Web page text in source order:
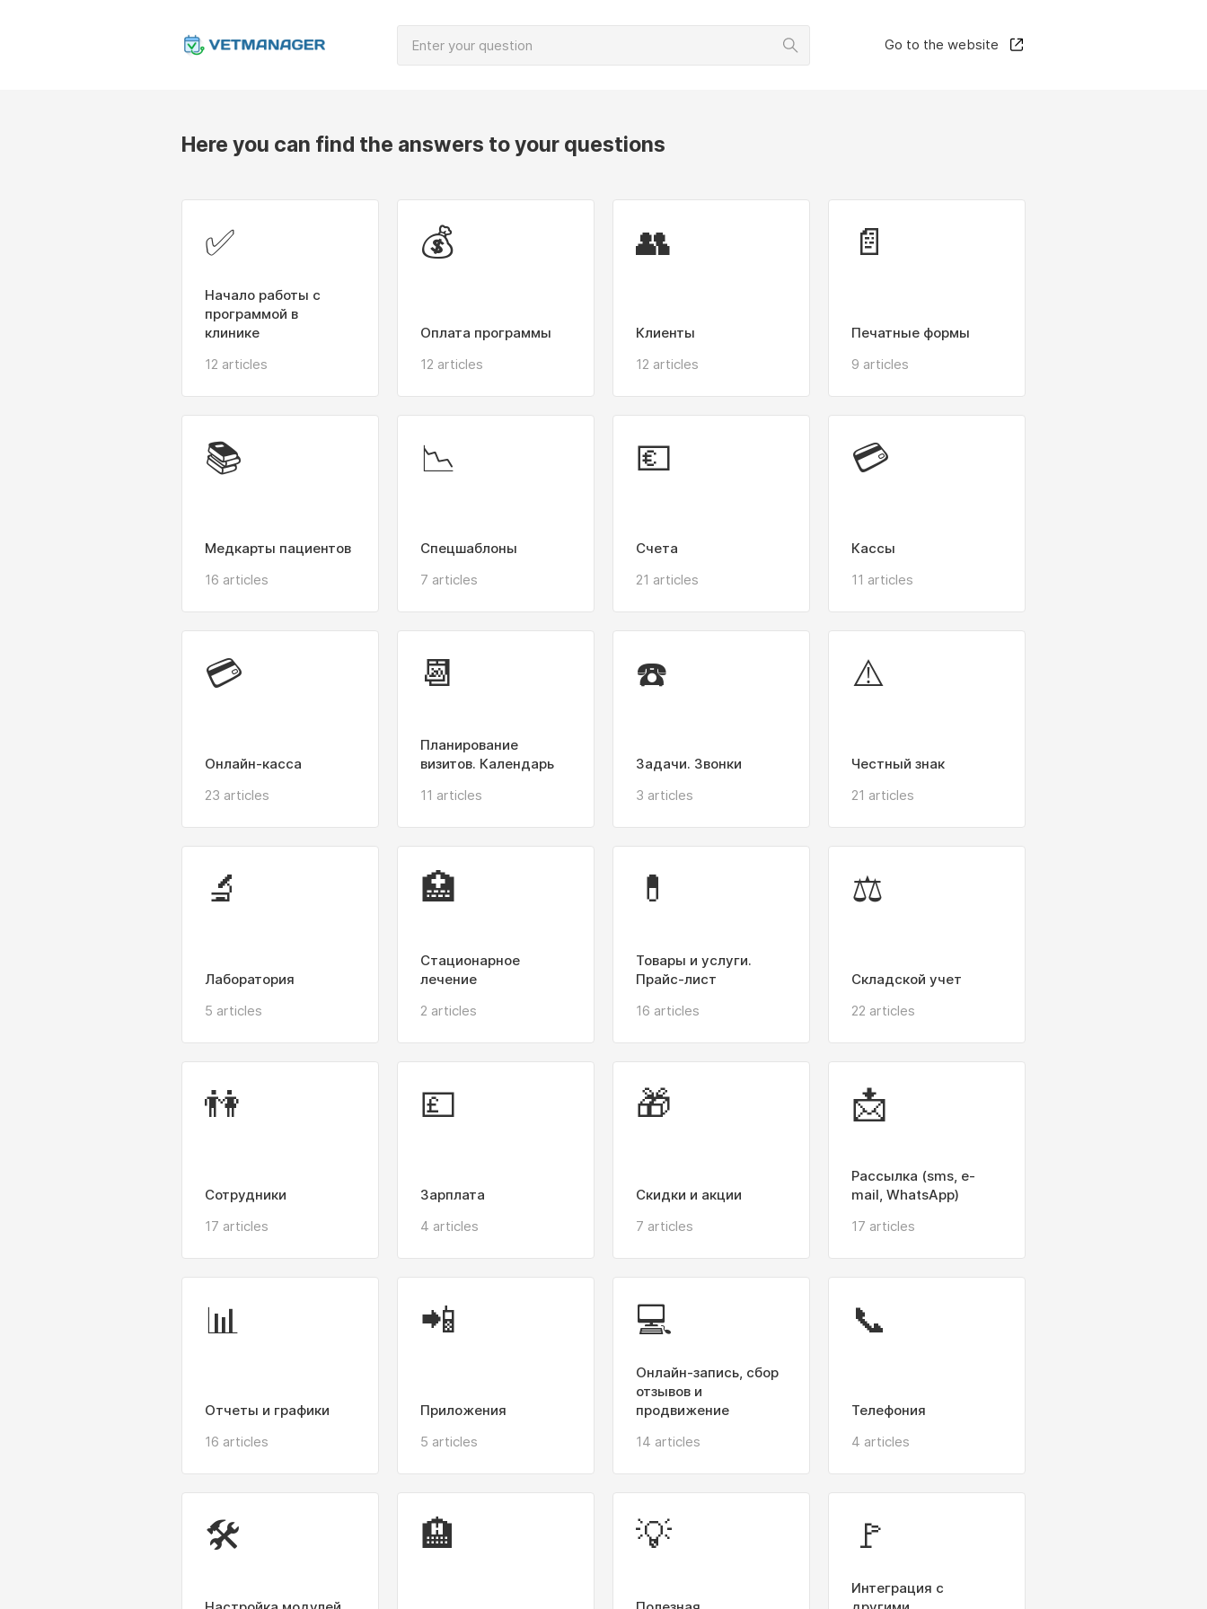
Go to the website
Here you can find the answers to your questions
✅
Начало работы с
программой в
клинике
12 articles
💰
Оплата программы
12 articles
👥
Клиенты
12 articles
📄
Печатные формы
9 articles
📚
Медкарты пациентов
16 articles
📉
Спецшаблоны
7 articles
💶
Счета
21 articles
💳
Кассы
11 articles
💳
Онлайн-касса
23 articles
📆
Планирование
визитов. Календарь
11 articles
☎️
Задачи. Звонки
3 articles
⚠️
Честный знак
21 articles
🔬
Лаборатория
5 articles
🏥
Стационарное
лечение
2 articles
💊
Товары и услуги.
Прайс-лист
16 articles
⚖️
Складской учет
22 articles
👫
Сотрудники
17 articles
💷
Зарплата
4 articles
🎁
Скидки и акции
7 articles
📩
Рассылка (sms, e-
mail, WhatsApp)
17 articles
📊
Отчеты и графики
16 articles
📲
Приложения
5 articles
💻
Онлайн-запись, сбор
отзывов и
продвижение
14 articles
📞
Телефония
4 articles
🛠️ 🏨 💡 🚩
Интеграция с